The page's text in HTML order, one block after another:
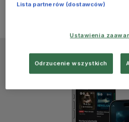
Lista partnerów (dostawców)
Ustawienia
Odrzucenie wszystkich